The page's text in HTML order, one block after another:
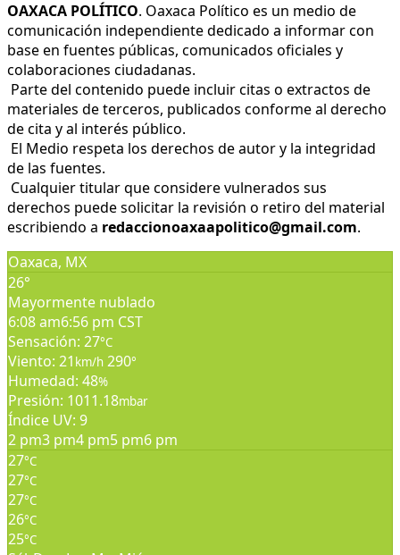
OAXACA POLÍTICO. Oaxaca Político es un medio de
comunicación independiente dedicado a informar con
base en fuentes públicas, comunicados oficiales y
colaboraciones ciudadanas.
Parte del contenido puede incluir citas o extractos de
materiales de terceros, publicados conforme al derecho
de cita y al interés público.
El Medio respeta los derechos de autor y la integridad
de las fuentes.
Cualquier titular que considere vulnerados sus
derechos puede solicitar la revisión o retiro del material
escribiendo a redaccionoaxaapolitico@gmail.com.
Oaxaca, MX
26°
Mayormente nublado
6:08 am6:56 pm CST
Sensación: 27°C
Viento: 21 km/h 290°
Humedad: 48%
Presión: 1011.18mbar
Índice UV: 9
2 pm3 pm4 pm5 pm6 pm
27°C
27°C
27°C
26°C
25°C